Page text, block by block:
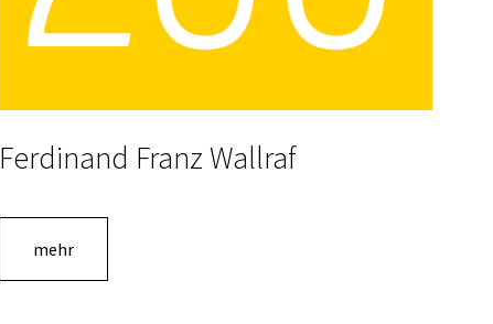
Ferdinand Franz Wallraf
mehr